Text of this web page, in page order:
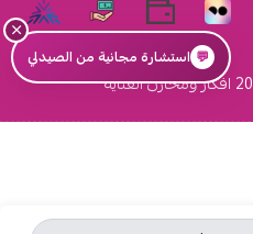
افكار ومخازن العناية
×
💬 استشارة مجانية من الصيدلي